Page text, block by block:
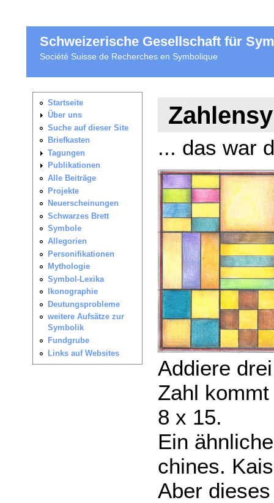
Schweizerische Gesellschaft für
Société Suisse de Recherches en Symbolique
... das war
Addiere
Zahl
8 x 15.
Ein
chines.
Aber